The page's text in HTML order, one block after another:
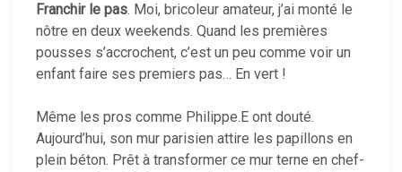
Franchir le pas. Moi, bricoleur amateur, j’ai monté le
nôtre en deux weekends. Quand les premières
pousses s’accrochent, c’est un peu comme voir un
enfant faire ses premiers pas… En vert !
Même les pros comme Philippe.E ont douté.
Aujourd’hui, son mur parisien attire les papillons en
plein béton. Prêt à transformer ce mur terne en chef-